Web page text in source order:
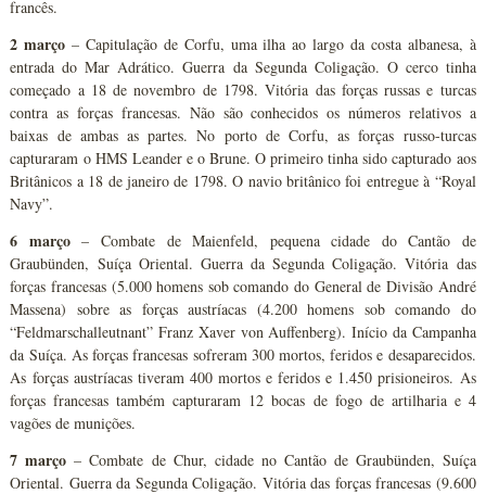
francês.
2 março – Capitulação de Corfu, uma ilha ao largo da costa albanesa, à
entrada do Mar Adrático. Guerra da Segunda Coligação. O cerco tinha
começado a 18 de novembro de 1798. Vitória das forças russas e turcas
contra as forças francesas. Não são conhecidos os números relativos a
baixas de ambas as partes. No porto de Corfu, as forças russo-turcas
capturaram o HMS Leander e o Brune. O primeiro tinha sido capturado aos
Britânicos a 18 de janeiro de 1798. O navio britânico foi entregue à “Royal
Navy”.
6 março– Combate de Maienfeld, pequena cidade do Cantão de
Graubünden, Suíça Oriental. Guerra da Segunda Coligação. Vitória das
forças francesas (5.000 homens sob comando do General de Divisão André
Massena) sobre as forças austríacas (4.200 homens sob comando do
“Feldmarschalleutnant” Franz Xaver von Auffenberg). Início da Campanha
da Suíça. As forças francesas sofreram 300 mortos, feridos e desaparecidos.
As forças austríacas tiveram 400 mortos e feridos e 1.450 prisioneiros. As
forças francesas também capturaram 12 bocas de fogo de artilharia e 4
vagões de munições.
7 março – Combate de Chur, cidade no Cantão de Graubünden, Suíça
Oriental. Guerra da Segunda Coligação. Vitória das forças francesas (9.600